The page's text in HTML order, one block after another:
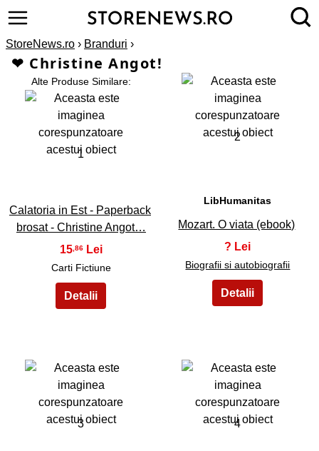
StoreNews.ro › Branduri ›
❤ Christine Angot!
Alte Produse Similare:
1
Calatoria in Est - Paperback
brosat - Christine Angot…
15,86
Carti Fictiune
2
LibHumanitas
Mozart. O viata (ebook)
?
Biografii si autobiografii
3 4